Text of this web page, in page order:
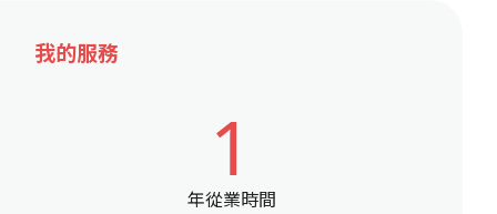
我的服務
1
年從業時間